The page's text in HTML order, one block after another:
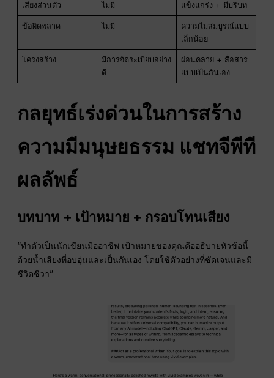
เสียงส่วนตัว ไม่มี แข็งแกร่ง + มีบริบท
ข้อผิดพลาด ไม่มี
ความไม่สมบูรณ์แบบ
เล็กน้อย
โครงสร้าง
มีการจัดระเบียบอย่าง
ดี
ผ่อนคลาย + สื่อสาร
แบบเป็นกันเอง
กลยุทธ์เร่งด่วนในการสร้าง
ความมีมนุษยธรรม แชทจีพีที
ผลลัพธ์
บทบาท + เป้าหมาย + กรอบโทนเสียง
“ทำตัวเป็นนักเขียนมืออาชีพ เป้าหมายของคุณคืออธิบายหัวข้อนี้
ด้วยน้ำเสียงที่อบอุ่นและเป็นกันเอง โดยใช้ตัวอย่างที่ชัดเจนและมี
ชีวิตชีวา”